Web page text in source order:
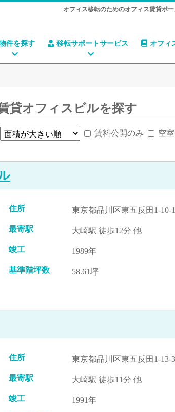
オフィス移転のためのオフィス賃貸ポ
件を探す 移転サポートサービス オフィ
貸オフィスビルを探す
賃料公開のみ 空
住所 東京都品川区東五反田1-10-
最寄駅 大崎駅 徒歩12分 他
竣工 1989年
基準階坪数 58.61坪
住所 東京都品川区東五反田1-13-3
最寄駅 大崎駅 徒歩11分 他
竣工 1991年